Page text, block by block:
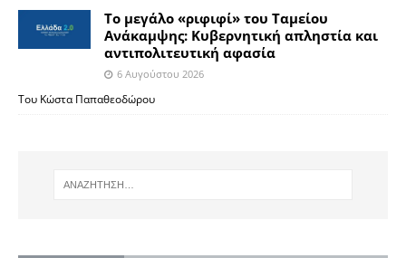
Το μεγάλο «ριφιφί» του Ταμείου
Ανάκαμψης: Κυβερνητική απληστία και
αντιπολιτευτική αφασία
6 Αυγούστου 2026
Του Κώστα Παπαθεοδώρου